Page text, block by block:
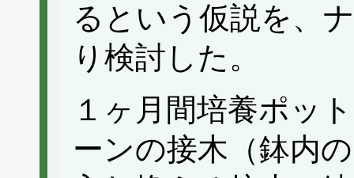
るという仮説を、
り検討した。
１ヶ月間培養ポッ
ーンの接木（鉢内